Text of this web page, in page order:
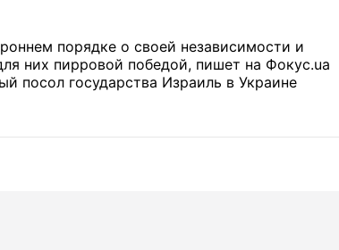
порядке о своей независимости и
них пирровой победой, пишет на Фокус.ua
посол государства Израиль в Украине